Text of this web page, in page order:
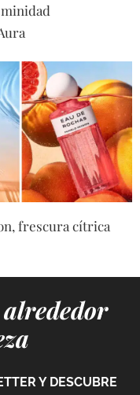
frescura cítrica
Y DESCUBRE